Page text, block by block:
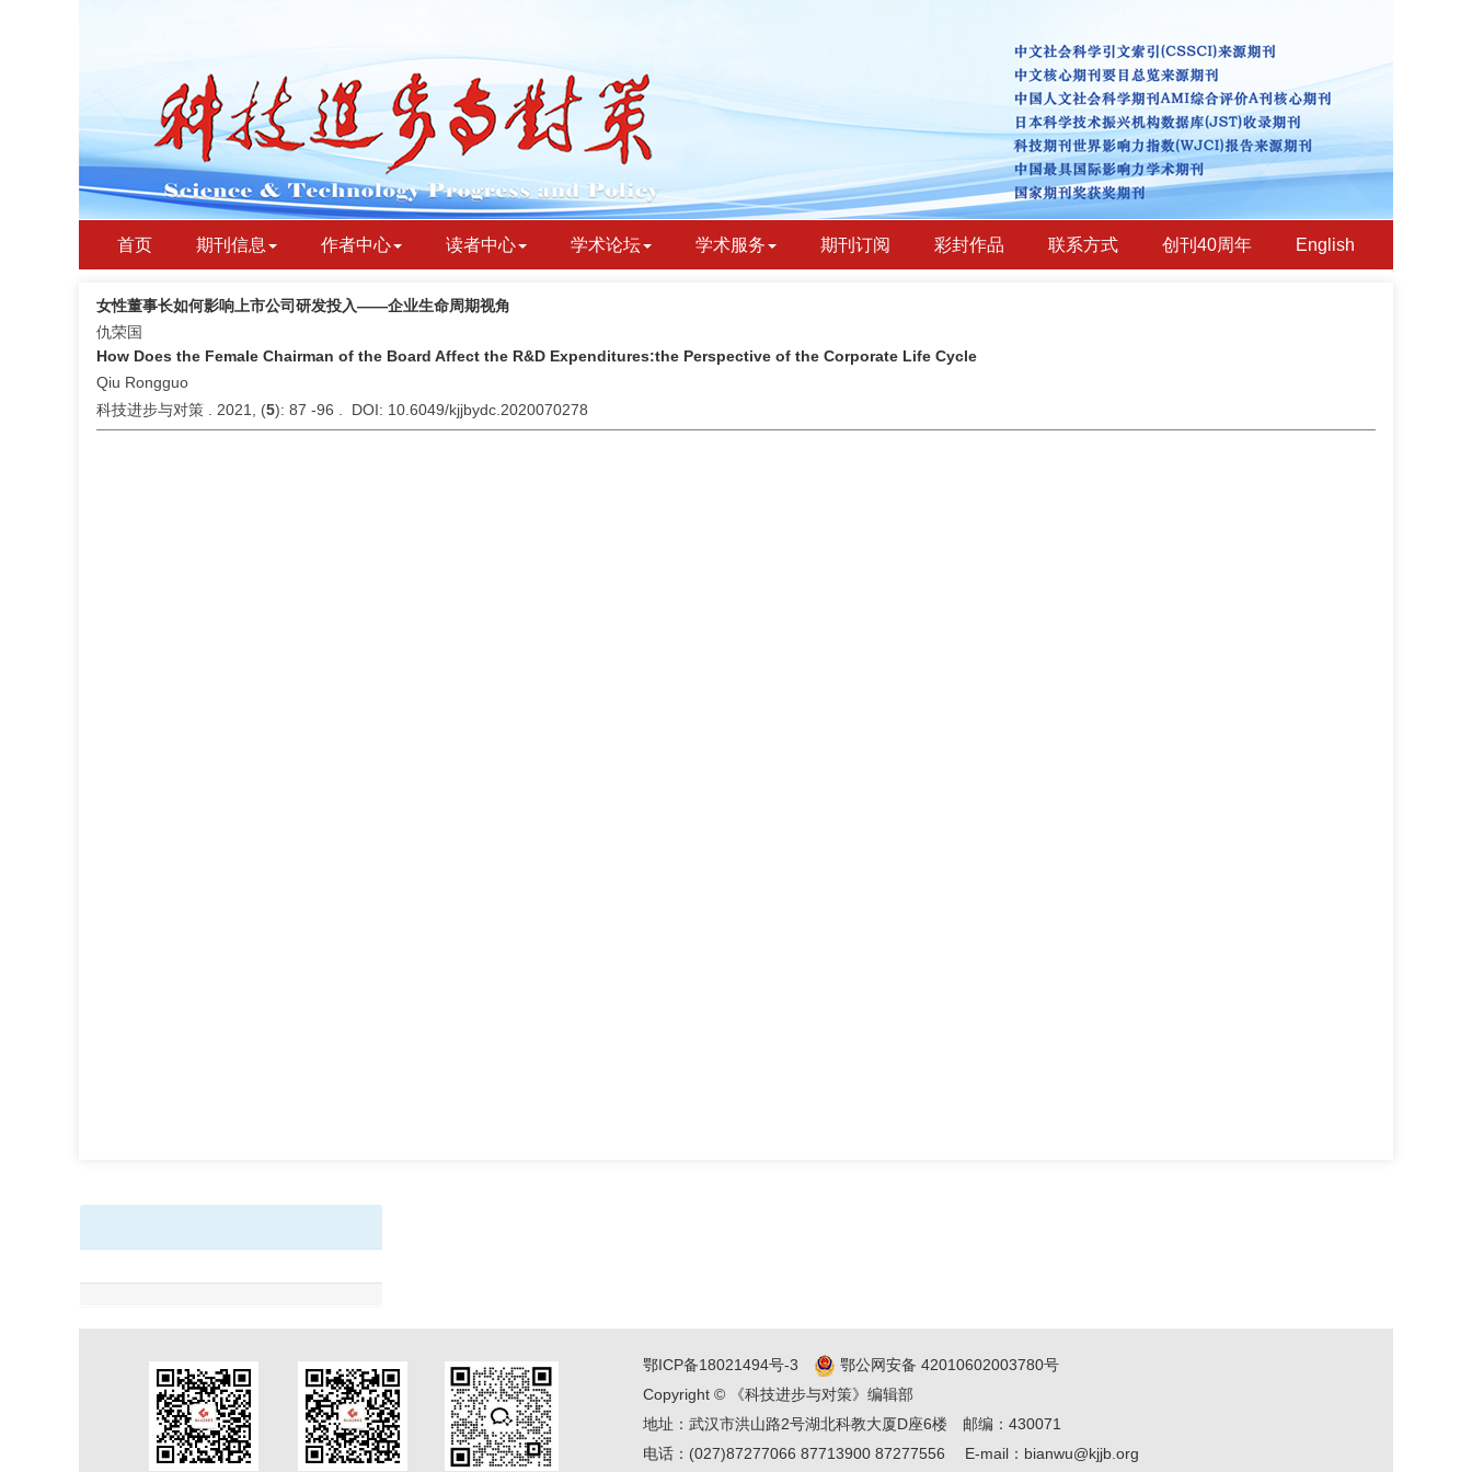
首页 期刊信息 作者中心 读者中心 学术论坛 学术服务 期刊订阅 彩封作品 联系方式 创刊40周年 English
女性董事长如何影响上市公司研发投入——企业生命周期视角
仇荣国
How Does the Female Chairman of the Board Affect the R&D Expenditures:the Perspective of the Corporate Life Cycle
Qiu Rongguo
科技进步与对策 . 2021, (5): 87 -96 . DOI: 10.6049/kjjbydc.2020070278
鄂ICP备18021494号-3
鄂公网安备 42010602003780号
Copyright © 《科技进步与对策》编辑部
地址：武汉市洪山路2号湖北科教大厦D座6楼 邮编：430071
电话：(027)87277066 87713900 87277556
E-mail：bianwu@kjjb.org